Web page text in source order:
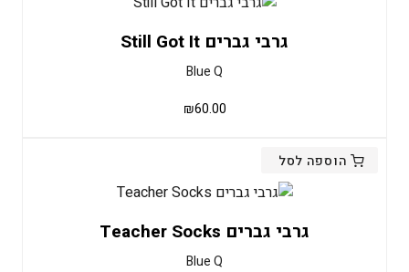
גרבי גברים Still Got It
Blue Q
₪60.00
הוספה לסל
גרבי גברים Teacher Socks
Blue Q